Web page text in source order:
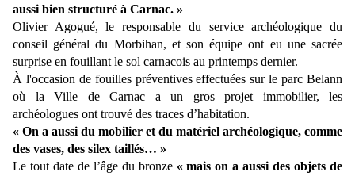
aussi bien structuré à Carnac. »
Olivier Agogué, le responsable du service archéologique du
conseil général du Morbihan, et son équipe ont eu une sacrée
surprise en fouillant le sol carnacois au printemps dernier.
À l'occasion de fouilles préventives effectuées sur le parc Belann
où la Ville de Carnac a un gros projet immobilier, les
archéologues ont trouvé des traces d’habitation.
« On a aussi du mobilier et du matériel archéologique, comme
des vases, des silex taillés… »
Le tout date de l’âge du bronze « mais on a aussi des objets de